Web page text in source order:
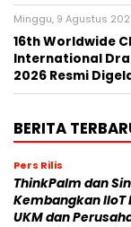
Minggu, 9 Agustus
16th Worldwide
International
2026 Resmi
BERITA
Pers Rilis
ThinkPalm dan
Kembangkan
UKM dan